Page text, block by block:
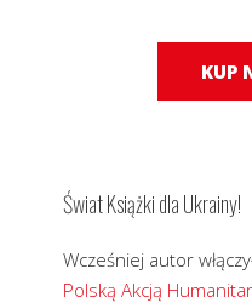
KUP
Świat Książki dla Ukrainy!
Wcześniej autor
Polską Akcją